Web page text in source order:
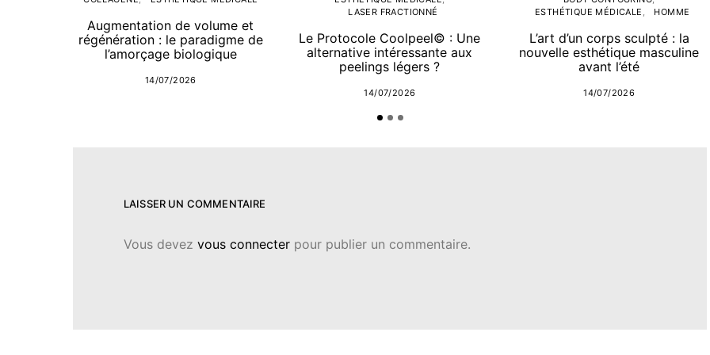
Augmentation de volume et
régénération : le paradigme de
l’amorçage biologique
14/07/2026
LASER FRACTIONNÉ
Le Protocole Coolpeel© : Une
alternative intéressante aux
peelings légers ?
14/07/2026
ESTHÉTIQUE MÉDICALE
HOMME
L’art d’un corps sculpté : la
nouvelle esthétique masculine
avant l’été
14/07/2026
LAISSER UN COMMENTAIRE
Vous devez vous connecter pour publier un commentaire.